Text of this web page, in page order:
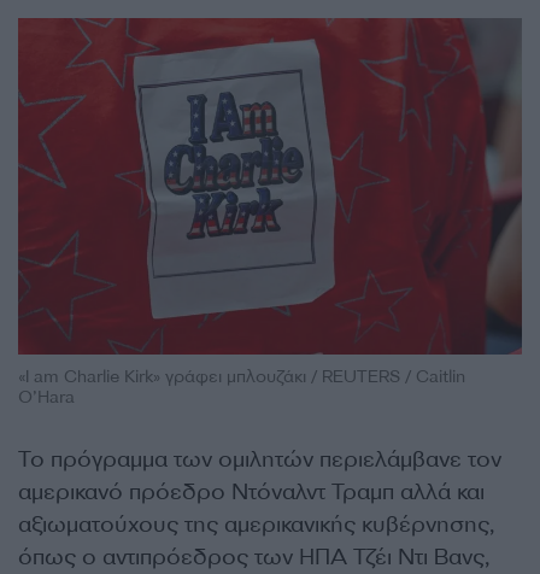
«I am Charlie Kirk» γράφει μπλουζάκι / REUTERS / Caitlin
O’Hara
Το πρόγραμμα των ομιλητών περιελάμβανε τον
αμερικανό πρόεδρο Ντόναλντ Τραμπ αλλά και
αξιωματούχους της αμερικανικής κυβέρνησης,
όπως ο αντιπρόεδρος των ΗΠΑ Τζέι Ντι Βανς,